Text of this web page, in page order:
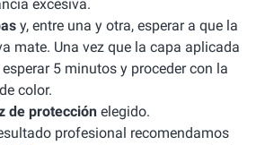
excesiva.
y, entre una y otra, esperar a que la
mate. Una vez que la capa aplicada
5 minutos y proceder con la
color.
de protección elegido.
profesional recomendamos